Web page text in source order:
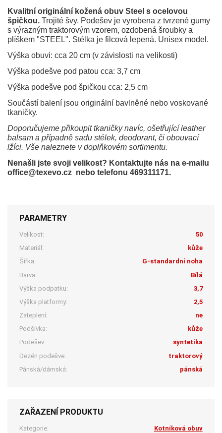
Kvalitní originální kožená obuv Steel s ocelovou
špičkou. Trojité švy. Podešev je vyrobena z tvrzené gumy
s výrazným traktorovým vzorem, ozdobená šroubky a
plíškem "STEEL". Stélka je filcová lepená. Unisex model.
Výška obuvi: cca 20 cm (v závislosti na velikosti)
Výška podešve pod patou cca: 3,7 cm
Výška podešve pod špičkou cca: 2,5 cm
Součástí balení jsou originální bavlněné nebo voskované
tkaničky.
Doporučujeme přikoupit tkaničky navíc, ošetřující leather
balsam a případně sadu stélek, deodorant, či obouvací
lžíci. Vše naleznete v doplňkovém sortimentu.
Nenašli jste svoji velikost? Kontaktujte nás na e-mailu
office@texevo.cz nebo telefonu 469311171.
PARAMETRY
Velikost:
50
Materiál:
kůže
Šířka:
G-standardní noha
Barva:
Bílá
Výška podpatku:
3,7
Výška platformy:
2,5
Zateplení:
ne
Podšívka:
kůže
Podešev:
syntetika
Dezén podešve:
traktorový
Pánská/dámská:
pánská
ZAŘAZENÍ PRODUKTU
Kategorie:
Kotníková obuv